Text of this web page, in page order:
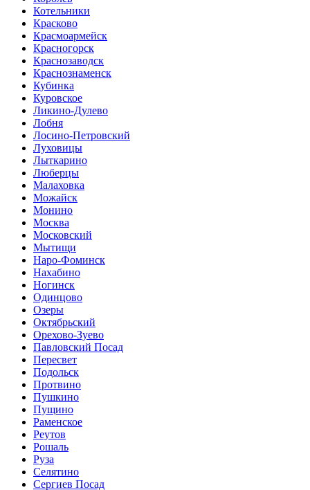
Котельники
Красково
Красмоармейск
Красногорск
Краснозаводск
Краснознаменск
Кубинка
Куровское
Ликино-Дулево
Лобня
Лосино-Петровский
Луховицы
Лыткарино
Люберцы
Малаховка
Можайск
Монино
Москва
Московский
Мытищи
Наро-Фоминск
Нахабино
Ногинск
Одинцово
Озеры
Октябрьский
Орехово-Зуево
Павловский Посад
Пересвет
Подольск
Протвино
Пушкино
Пущино
Раменское
Реутов
Рошаль
Руза
Селятино
Сергиев Посад